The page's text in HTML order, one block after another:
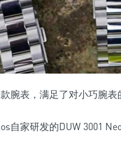
腕表，满足了对小巧腕表
自家研发的DUW 3001